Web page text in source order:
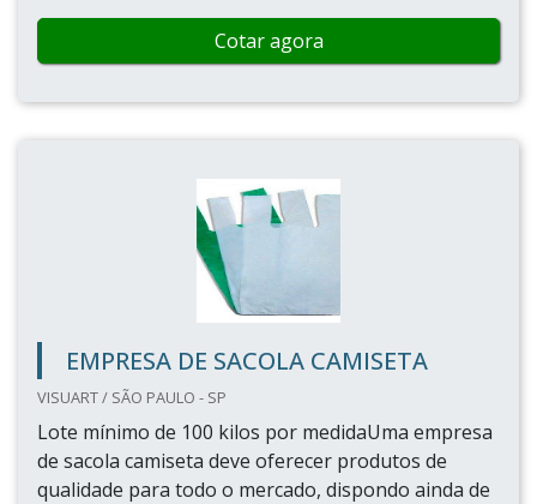
Cotar agora
EMPRESA DE SACOLA CAMISETA
VISUART / SÃO PAULO - SP
Lote mínimo de 100 kilos por medidaUma empresa
de sacola camiseta deve oferecer produtos de
qualidade para todo o mercado, dispondo ainda de